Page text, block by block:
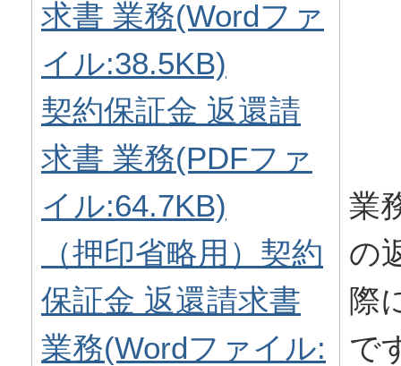
求書 業務(Wordファ
イル:38.5KB)
契約保証金 返還請
求書 業務(PDFファ
イル:64.7KB)
（押印省略用）契約
保証金 返還請求書
業務(Wordファイル:
業
の
際
で